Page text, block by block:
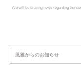
We will be sharing news regarding the
風雅からのお知らせ